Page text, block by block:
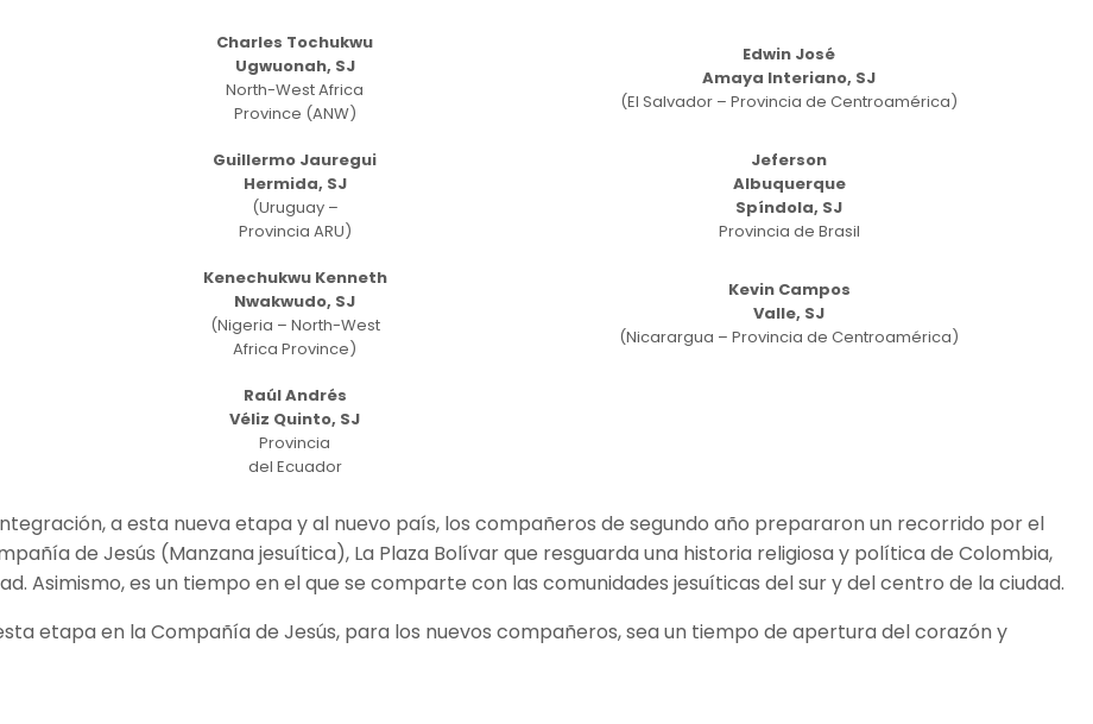
Charles Tochukwu
Ugwuonah, SJ
North-West Africa
Province (ANW)
Edwin José
Amaya Interiano, SJ
(El Salvador – Provincia de Centroamérica)
Guillermo Jauregui
Hermida, SJ
(Uruguay –
Provincia ARU)
Jeferson
Albuquerque
Spíndola, SJ
Provincia de Brasil
Kenechukwu Kenneth
Nwakwudo, SJ
(Nigeria – North-West
Africa Province)
Kevin Campos
Valle, SJ
(Nicarargua – Provincia de Centroamérica)
Raúl Andrés
Véliz Quinto, SJ
Provincia
del Ecuador
a esta nueva etapa y al nuevo país, los compañeros de segundo año prepararon un recorrido por el
de Jesús (Manzana jesuítica), La Plaza Bolívar que resguarda una historia religiosa y política de Colombia,
Asimismo, es un tiempo en el que se comparte con las comunidades jesuíticas del sur y del centro de la ciudad.
etapa en la Compañía de Jesús, para los nuevos compañeros, sea un tiempo de apertura del corazón y